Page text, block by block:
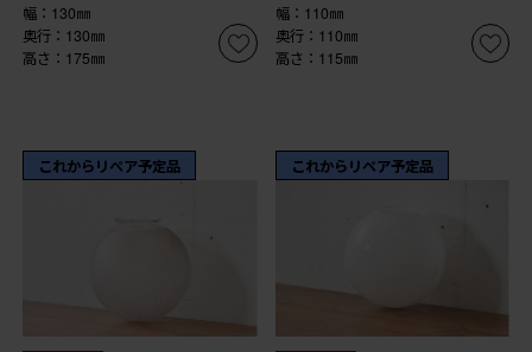
幅：130㎜
奥行：130㎜
高さ：175㎜
幅：110㎜
奥行：110㎜
高さ：115㎜
これからリペア予定品 これからリペア予定品